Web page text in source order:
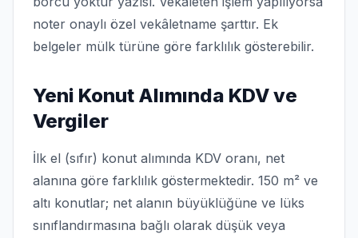
noter onaylı özel vekâletname şarttır. Ek
belgeler mülk türüne göre farklılık gösterebilir.
Yeni Konut Alımında KDV ve
Vergiler
İlk el (sıfır) konut alımında KDV oranı, net
alanına göre farklılık göstermektedir. 150 m² ve
altı konutlar; net alanın büyüklüğüne ve lüks
sınıflandırmasına bağlı olarak düşük veya